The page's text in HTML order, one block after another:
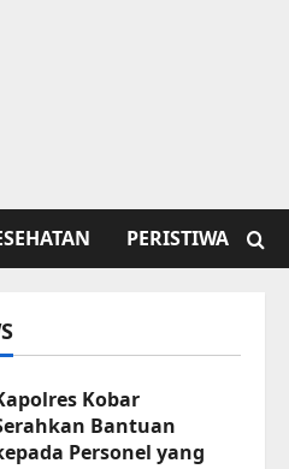
PERISTIWA
Kobar
Bantuan
Personel yang